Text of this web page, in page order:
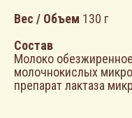
Вес / Объем 130 г
Состав
Молоко
молочнокислых
препарат лактаза
ПЁС—
СРАЗУ
КУПИТЬ